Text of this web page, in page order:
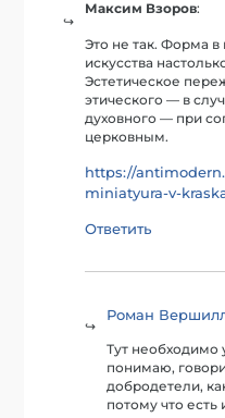
Максим Взоров:
Это не так. Форма
искусства
Эстетическое
этического — в
духовного — при
церковным.
https://
miniatyura-v-
Ответить
Роман
Тут необходимо
понимаю,
добродетели,
потому что есть